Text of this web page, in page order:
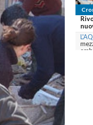
Cronaca
Rivoluzione nel 118
nuovi mezzi e il
L'AQUILA
Prosegue
mezzi della ASL 1
ambulanze e...
commenta